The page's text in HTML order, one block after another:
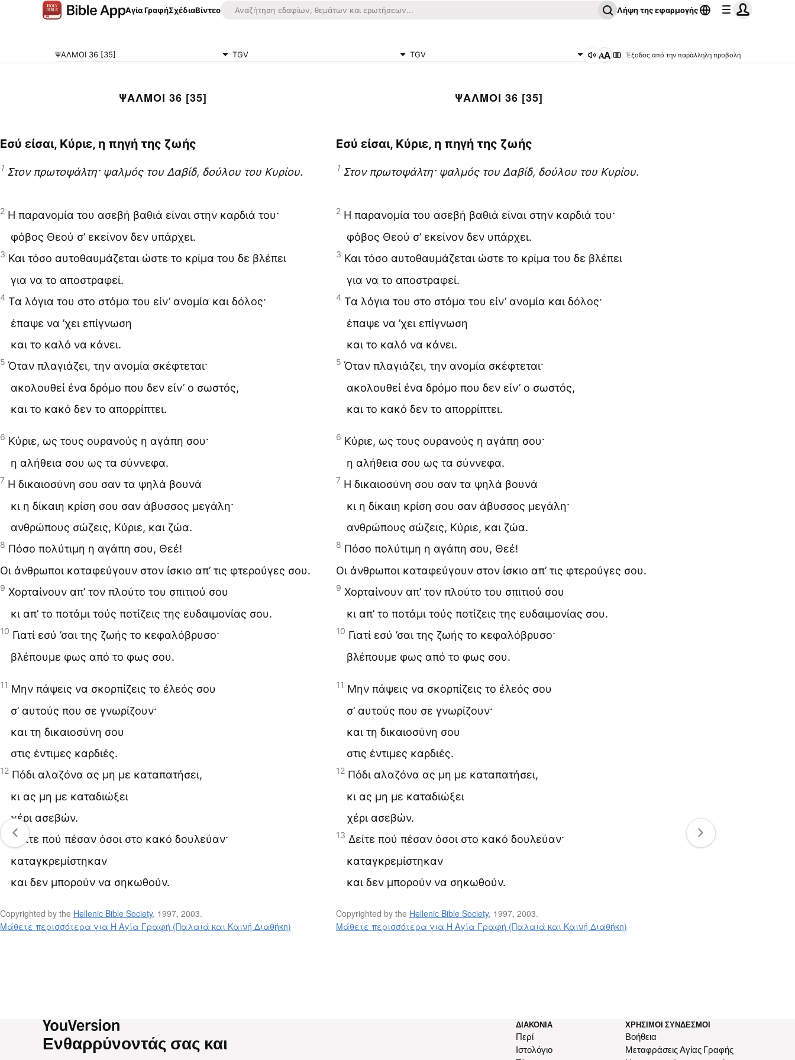
Αγία ΓραφήΣχέδιαΒίντεο Λήψη της εφαρμογής
ΨΑΛΜΟΙ 36 [35] TGV TGV Έξοδος από την παράλληλη προβολή
ΨΑΛΜΟΙ 36 [35]
Εσύ είσαι, Κύριε, η πηγή της ζωής
1 Στον πρωτοψάλτη· ψαλμός του Δαβίδ, δούλου του Κυρίου.
2 Η παρανομία του ασεβή βαθιά είναι στην καρδιά του·
φόβος Θεού σ’ εκείνον δεν υπάρχει.
3 Και τόσο αυτοθαυμάζεται ώστε το κρίμα του δε βλέπει
για να το αποστραφεί.
4 Τα λόγια του στο στόμα του είν’ ανομία και δόλος·
έπαψε να ’χει επίγνωση
και το καλό να κάνει.
5 Όταν πλαγιάζει, την ανομία σκέφτεται·
ακολουθεί ένα δρόμο που δεν είν’ ο σωστός,
και το κακό δεν το απορρίπτει.
6 Κύριε, ως τους ουρανούς η αγάπη σου·
η αλήθεια σου ως τα σύννεφα.
7 Η δικαιοσύνη σου σαν τα ψηλά βουνά
κι η δίκαιη κρίση σου σαν άβυσσος μεγάλη·
ανθρώπους σώζεις, Κύριε, και ζώα.
8 Πόσο πολύτιμη η αγάπη σου, Θεέ!
Οι άνθρωποι καταφεύγουν στον ίσκιο απ’ τις φτερούγες σου.
9 Χορταίνουν απ’ τον πλούτο του σπιτιού σου
κι απ’ το ποτάμι τούς ποτίζεις της ευδαιμονίας σου.
10 Γιατί εσύ ’σαι της ζωής το κεφαλόβρυσο·
βλέπουμε φως από το φως σου.
11 Μην πάψεις να σκορπίζεις το έλεός σου
σ’ αυτούς που σε γνωρίζουν·
και τη δικαιοσύνη σου
στις έντιμες καρδιές.
12 Πόδι αλαζόνα ας μη με καταπατήσει,
κι ας μη με καταδιώξει
χέρι ασεβών.
13
Δείτε πού πέσαν όσοι στο κακό δουλεύαν·
καταγκρεμίστηκαν
και δεν μπορούν να σηκωθούν.
Copyrighted by the Hellenic Bible Society, 1997, 2003.
Μάθετε περισσότερα για Η Αγία Γραφή (Παλαιά και Καινή Διαθήκη)
ΨΑΛΜΟΙ 36 [35]
Εσύ είσαι, Κύριε, η πηγή της ζωής
1 Στον πρωτοψάλτη· ψαλμός του Δαβίδ, δούλου του Κυρίου.
2 Η παρανομία του ασεβή βαθιά είναι στην καρδιά του·
φόβος Θεού σ’ εκείνον δεν υπάρχει.
3 Και τόσο αυτοθαυμάζεται ώστε το κρίμα του δε βλέπει
για να το αποστραφεί.
4 Τα λόγια του στο στόμα του είν’ ανομία και δόλος·
έπαψε να ’χει επίγνωση
και το καλό να κάνει.
5 Όταν πλαγιάζει, την ανομία σκέφτεται·
ακολουθεί ένα δρόμο που δεν είν’ ο σωστός,
και το κακό δεν το απορρίπτει.
6 Κύριε, ως τους ουρανούς η αγάπη σου·
η αλήθεια σου ως τα σύννεφα.
7 Η δικαιοσύνη σου σαν τα ψηλά βουνά
κι η δίκαιη κρίση σου σαν άβυσσος μεγάλη·
ανθρώπους σώζεις, Κύριε, και ζώα.
8 Πόσο πολύτιμη η αγάπη σου, Θεέ!
Οι άνθρωποι καταφεύγουν στον ίσκιο απ’ τις φτερούγες σου.
9 Χορταίνουν απ’ τον πλούτο του σπιτιού σου
κι απ’ το ποτάμι τούς ποτίζεις της ευδαιμονίας σου.
10 Γιατί εσύ ’σαι της ζωής το κεφαλόβρυσο·
βλέπουμε φως από το φως σου.
11 Μην πάψεις να σκορπίζεις το έλεός σου
σ’ αυτούς που σε γνωρίζουν·
και τη δικαιοσύνη σου
στις έντιμες καρδιές.
12 Πόδι αλαζόνα ας μη με καταπατήσει,
κι ας μη με καταδιώξει
χέρι ασεβών.
13 Δείτε πού πέσαν όσοι στο κακό δουλεύαν·
καταγκρεμίστηκαν
και δεν μπορούν να σηκωθούν.
Copyrighted by the Hellenic Bible Society, 1997, 2003.
Μάθετε περισσότερα για Η Αγία Γραφή (Παλαιά και Καινή Διαθήκη)
Ενθαρρύνοντάς σας και
ΔΙΑΚΟΝΊΑ
Περί
Ιστολόγιο
ΧΡΉΣΙΜΟΙ ΣΎΝΔΕΣΜΟΙ
Βοήθεια
Μεταφράσεις Αγίας Γραφής